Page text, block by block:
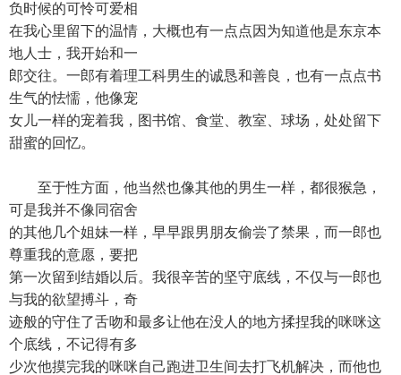
负时候的可怜可爱相
在我心里留下的温情，大概也有一点点因为知道他是东京本
地人士，我开始和一
郎交往。一郎有着理工科男生的诚恳和善良，也有一点点书
生气的怯懦，他像宠
女儿一样的宠着我，图书馆、食堂、教室、球场，处处留下
甜蜜的回忆。
至于性方面，他当然也像其他的男生一样，都很猴急，
可是我并不像同宿舍
的其他几个姐妹一样，早早跟男朋友偷尝了禁果，而一郎也
尊重我的意愿，要把
第一次留到结婚以后。我很辛苦的坚守底线，不仅与一郎也
与我的欲望搏斗，奇
迹般的守住了舌吻和最多让他在没人的地方揉捏我的咪咪这
个底线，不记得有多
少次他摸完我的咪咪自己跑进卫生间去打飞机解决，而他也